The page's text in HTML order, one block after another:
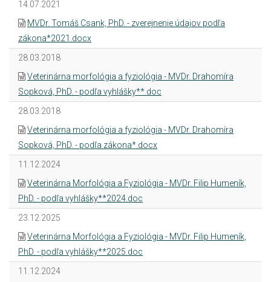
14.07.2021
MVDr. Tomáš Csank, PhD. - zverejnenie údajov podľa
zákona*2021.docx
28.03.2018
Veterinárna morfológia a fyziológia - MVDr. Drahomíra
Sopková, PhD. - podľa vyhlášky**.doc
28.03.2018
Veterinárna morfológia a fyziológia - MVDr. Drahomíra
Sopková, PhD. - podľa zákona*.docx
11.12.2024
Veterinárna Morfológia a Fyziológia - MVDr. Filip Humeník,
PhD. - podľa vyhlášky**2024.doc
23.12.2025
Veterinárna Morfológia a Fyziológia - MVDr. Filip Humeník,
PhD. - podľa vyhlášky**2025.doc
11.12.2024